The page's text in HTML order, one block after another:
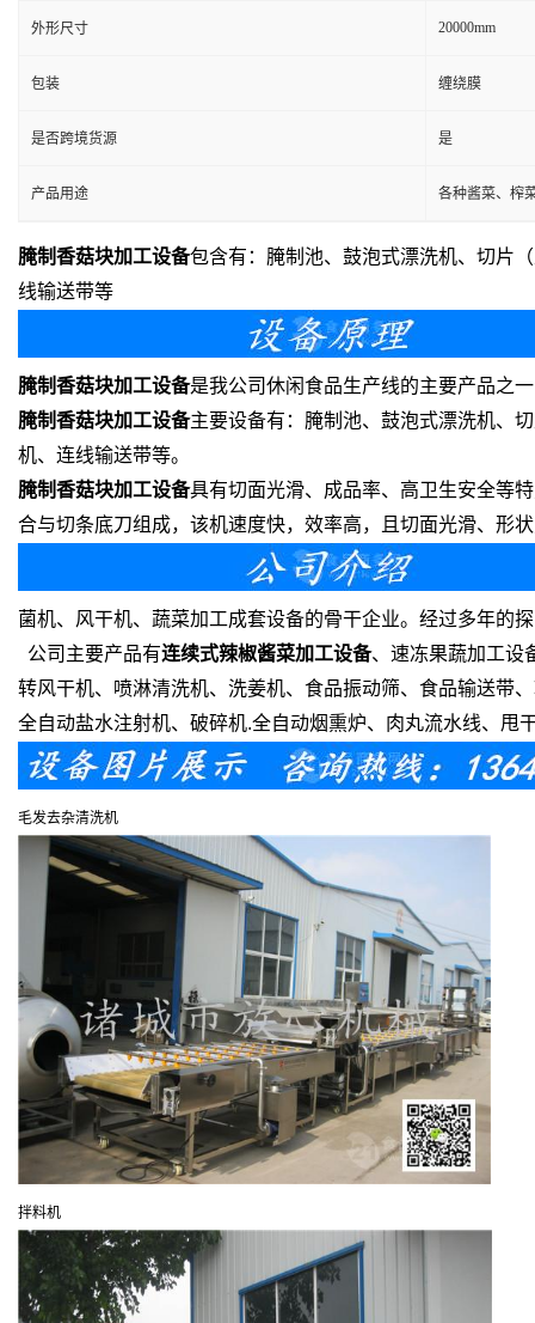
外形尺寸 20000mm
包装 缠绕膜
是否跨境货源 是
产品用途 各种酱菜、榨
腌制香菇块加工设备包含有：腌制池、鼓泡式漂洗机、切片
线输送带等
腌制香菇块加工设备是我公司休闲食品生产线的主要产品之
腌制香菇块加工设备主要设备有：腌制池、鼓泡式漂洗机、
机、连线输送带等。
腌制香菇块加工设备具有切面光滑、成品率、高卫生安全等
合与切条底刀组成，该机速度快，效率高，且切面光滑、形
菌机、风干机、蔬菜加工成套设备的骨干企业。经过多年的
公司主要产品有连续式辣椒酱菜加工设备、速冻果蔬加工设
转风干机、喷淋清洗机、洗姜机、食品振动筛、食品输送带
全自动盐水注射机、破碎机.全自动烟熏炉、肉丸流水线、
毛发去杂清洗机
拌料机